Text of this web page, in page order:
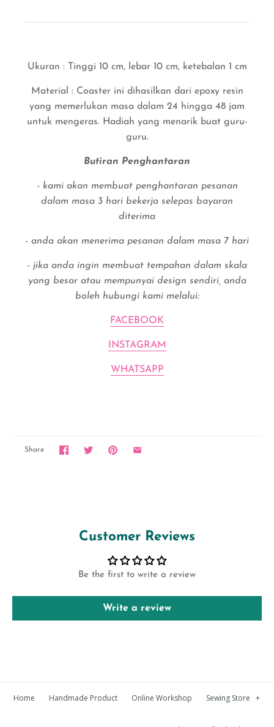
Ukuran : Tinggi 10 cm, lebar 10 cm, ketebalan 1 cm
Material : Coaster ini dihasilkan dari epoxy resin
yang memerlukan masa dalam 24 hingga 48 jam
untuk mengeras. Hadiah yang menarik buat guru-
guru.
Butiran Penghantaran
- kami akan membuat penghantaran pesanan
dalam masa 3 hari bekerja selepas bayaran
diterima
- anda akan menerima pesanan dalam masa 7 hari
- jika anda ingin membuat tempahan dalam skala
yang besar atau mempunyai design sendiri, anda
boleh hubungi kami melalui:
FACEBOOK
INSTAGRAM
WHATSAPP
Share
Customer Reviews
Be the first to write a review
Write a review
Home Handmade Product Online Workshop Sewing Store +